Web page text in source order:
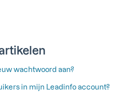
wachtwoord aan?
in mijn Leadinfo account?